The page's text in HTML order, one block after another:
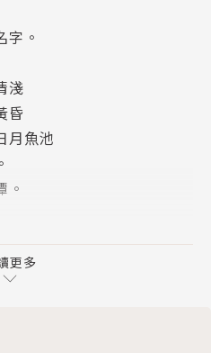
孤高的女孩。
孩，在一片迷霧中，發現
真寫這一欄。最近很想看到
字。
淺
昏
月魚池
。
更多